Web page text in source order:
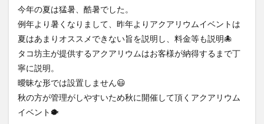
今年の夏は猛暑、酷暑でした。
例年より暑くなりまして、昨年よりアクアリウムイベントは
夏はあまりオススメできない旨を説明し、料金等も説明🐙
タコ坊主が提供するアクアリウムはお客様が納得するまで丁
寧に説明。
曖昧な形では設置しません😃
秋の方が管理がしやすいため秋に開催して頂くアクアリウム
イベント🐡